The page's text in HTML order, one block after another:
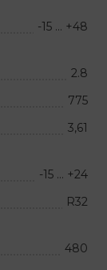
-15 … +48
2.8
775
3,61
-15 … +24
R32
480